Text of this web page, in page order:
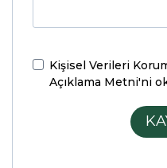
Kişisel Verileri
Açıklama Metni'ni